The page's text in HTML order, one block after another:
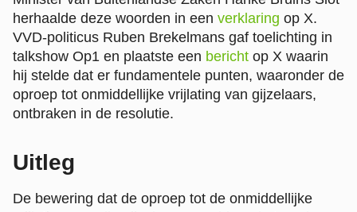
herhaalde deze woorden in een verklaring op X.
VVD-politicus Ruben Brekelmans gaf toelichting in
talkshow Op1 en plaatste een bericht op X waarin
hij stelde dat er fundamentele punten, waaronder de
oproep tot onmiddellijke vrijlating van gijzelaars,
ontbraken in de resolutie.
Uitleg
De bewering dat de oproep tot de onmiddellijke